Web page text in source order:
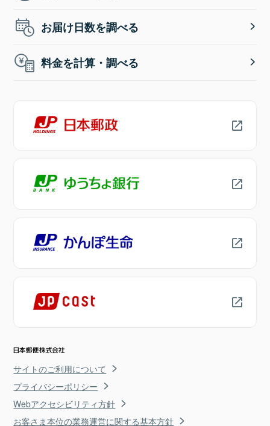
お届け日数を調べる
料金を計算・調べる
サイトのご利用について
プライバシーポリシー
Webアクセシビリティ方針
お客さま本位の業務運営に関する基本方針